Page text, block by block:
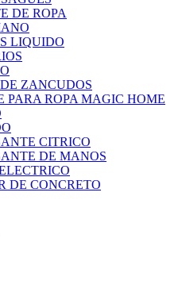
DE ROPA
LIQUIDO
ZANCUDOS
PARA ROPA MAGIC HOME
CITRICO
DE MANOS
DE CONCRETO